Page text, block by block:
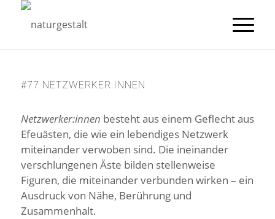
#77 NETZWERKER:INNEN
Netzwerker:innen besteht aus einem Geflecht aus
Efeuästen, die wie ein lebendiges Netzwerk
miteinander verwoben sind. Die ineinander
verschlungenen Äste bilden stellenweise
Figuren, die miteinander verbunden wirken – ein
Ausdruck von Nähe, Berührung und
Zusammenhalt.